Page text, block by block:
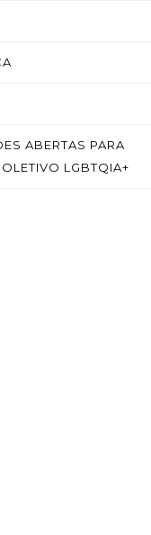
ABERTAS PARA
LGBTQIA+